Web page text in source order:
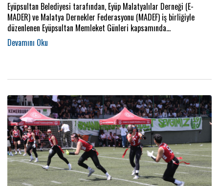
Eyüpsultan Belediyesi tarafından, Eyüp Malatyalılar Derneği (E-
MADER) ve Malatya Dernekler Federasyonu (MADEF) iş birliğiyle
düzenlenen Eyüpsultan Memleket Günleri kapsamında
gerçekleştirilen “Malatya Yöresel Günleri” yoğun katılım ve büyük
bir coşkuyla tamamlandı.